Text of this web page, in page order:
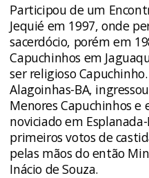
Participou de um
Jequié em 1997, onde
sacerdócio, porém em
Capuchinhos em
ser religioso
Alagoinhas-BA,
Menores Capuchinhos e
noviciado em
primeiros votos de
pelas mãos do então
Inácio de Souza.